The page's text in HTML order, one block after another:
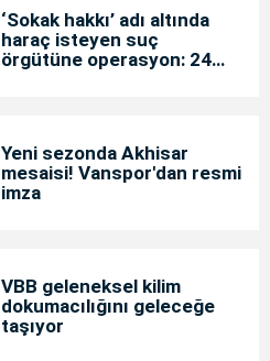
‘Sokak hakkı’ adı altında
haraç isteyen suç
örgütüne operasyon: 24
Yeni sezonda Akhisar
mesaisi! Vanspor'dan resmi
imza
VBB geleneksel kilim
dokumacılığını geleceğe
taşıyor